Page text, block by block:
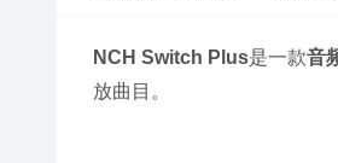
NCH Switch Plus是一款音
放曲目。